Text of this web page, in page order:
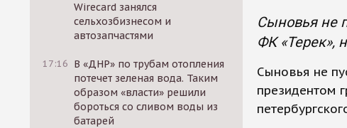
Wirecard занялся
сельхозбизнесом и
автозапчастями
17:16 В «ДНР» по трубам отопления
потечет зеленая вода. Таким
образом «власти» решили
бороться со сливом воды из
батарей
Сыновья не
ФК «Терек»,
Сыновья не
президентом